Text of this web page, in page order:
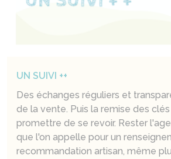
UN SUIVI ++
Des échanges réguliers et
de la vente. Puis la remise des
promettre de se revoir. Rester
que l'on appelle pour un
recommandation artisan, même